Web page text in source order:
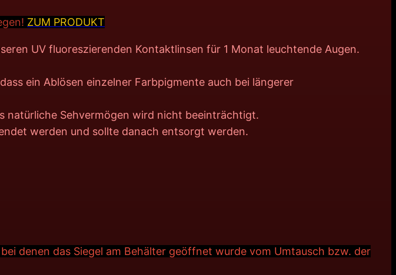
ZUM PRODUKT
UV fluoreszierenden Kontaktlinsen für 1 Monat leuchtende Augen.
ein Ablösen einzelner Farbpigmente auch bei längerer
natürliche Sehvermögen wird nicht beeinträchtigt.
werden und sollte danach entsorgt werden.
denen das Siegel am Behälter geöffnet wurde vom Umtausch bzw. der